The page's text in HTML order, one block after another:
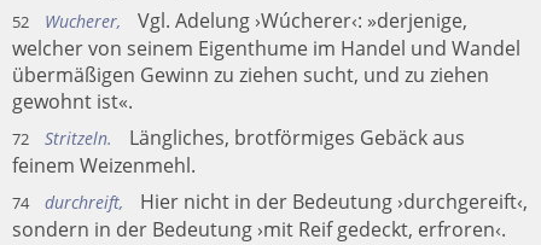
52 Wucherer,
Vgl. Adelung ›Wúcherer‹: »derjenige,
welcher von seinem Eigenthume im Handel und Wandel
übermäßigen Gewinn zu ziehen sucht, und zu ziehen
gewohnt ist«.
72 Stritzeln.
Längliches, brotförmiges Gebäck aus
feinem Weizenmehl.
74 durchreift,
Hier nicht in der Bedeutung ›durchgereift‹,
sondern in der Bedeutung ›mit Reif gedeckt, erfroren‹.